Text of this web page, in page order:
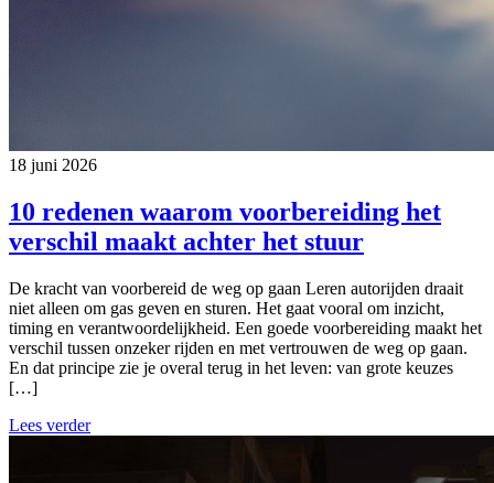
18 juni 2026
10 redenen waarom voorbereiding het
verschil maakt achter het stuur
De kracht van voorbereid de weg op gaan Leren autorijden draait
niet alleen om gas geven en sturen. Het gaat vooral om inzicht,
timing en verantwoordelijkheid. Een goede voorbereiding maakt het
verschil tussen onzeker rijden en met vertrouwen de weg op gaan.
En dat principe zie je overal terug in het leven: van grote keuzes
[…]
Lees verder